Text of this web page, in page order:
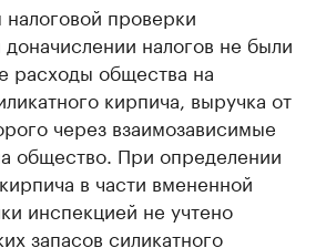
налоговой проверки
налогов не были
расходы общества на
кирпича, выручка от
через взаимозависимые
общество. При определении
в части вмененной
инспекцией не учтено
запасов силикатного